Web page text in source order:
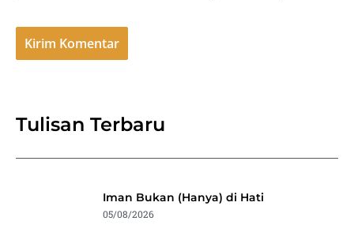
Tulisan Terbaru
Iman Bukan (Hanya) di Hati
05/08/2026